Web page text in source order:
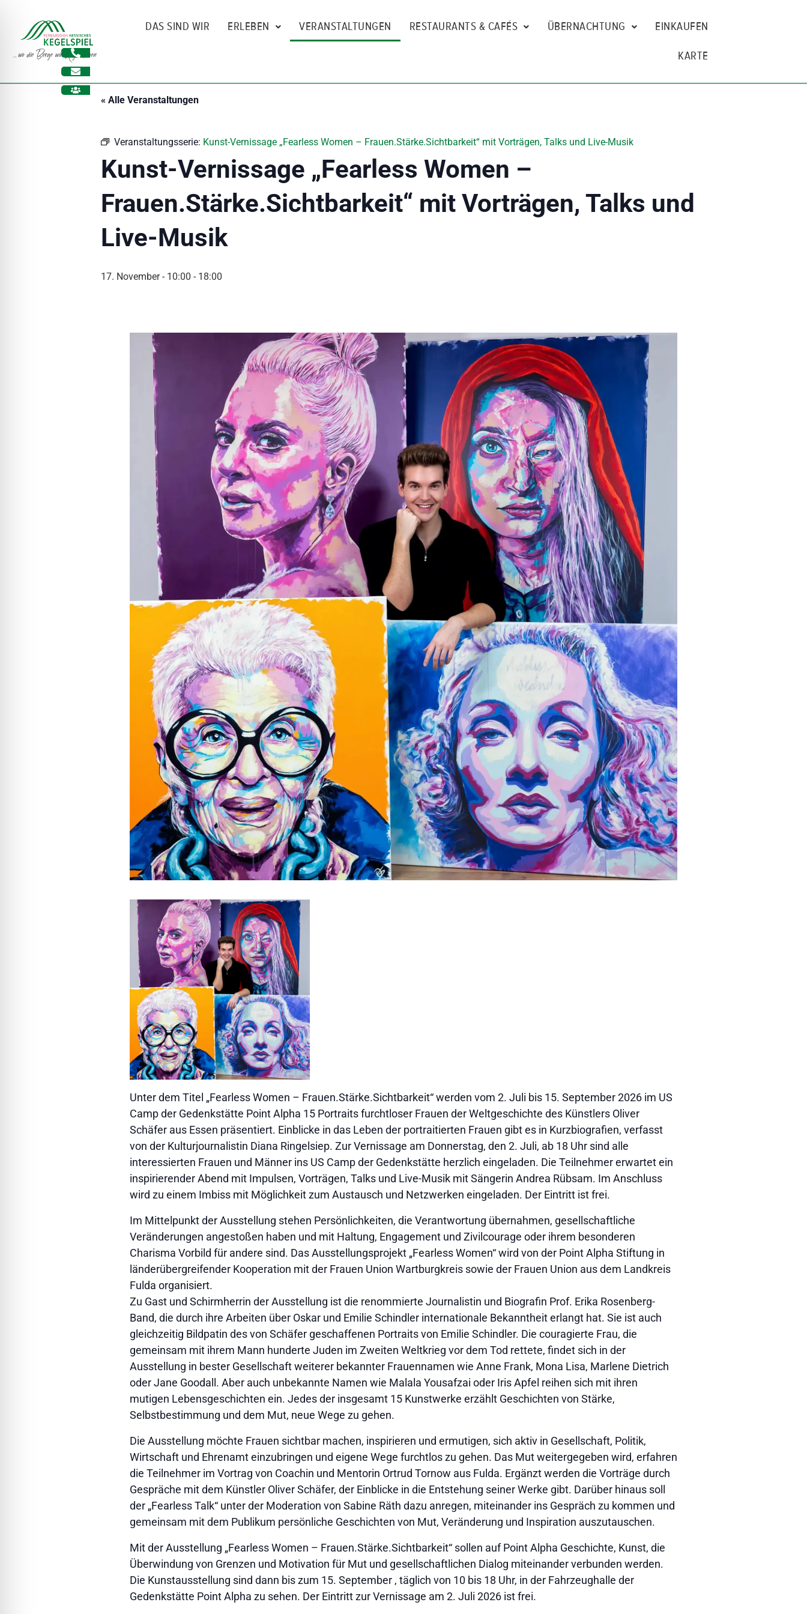
springen
DAS SIND WIR ERLEBEN VERANSTALTUNGEN RESTAURANTS & CAFÉS ÜBERNACHTUNG EINKAUFEN
KARTE
« Alle Veranstaltungen
Veranstaltungsserie: Kunst-Vernissage „Fearless Women – Frauen.Stärke.Sichtbarkeit“ mit Vorträgen, Talks und Live-Musik
Kunst-Vernissage „Fearless Women –
Frauen.Stärke.Sichtbarkeit“ mit Vorträgen, Talks und
Live-Musik
17. November - 10:00 - 18:00
Unter dem Titel „Fearless Women – Frauen.Stärke.Sichtbarkeit“ werden vom 2. Juli bis 15. September 2026 im US
Camp der Gedenkstätte Point Alpha 15 Portraits furchtloser Frauen der Weltgeschichte des Künstlers Oliver
Schäfer aus Essen präsentiert. Einblicke in das Leben der portraitierten Frauen gibt es in Kurzbiografien, verfasst
von der Kulturjournalistin Diana Ringelsiep. Zur Vernissage am Donnerstag, den 2. Juli, ab 18 Uhr sind alle
interessierten Frauen und Männer ins US Camp der Gedenkstätte herzlich eingeladen. Die Teilnehmer erwartet ein
inspirierender Abend mit Impulsen, Vorträgen, Talks und Live-Musik mit Sängerin Andrea Rübsam. Im Anschluss
wird zu einem Imbiss mit Möglichkeit zum Austausch und Netzwerken eingeladen. Der Eintritt ist frei.
Im Mittelpunkt der Ausstellung stehen Persönlichkeiten, die Verantwortung übernahmen, gesellschaftliche
Veränderungen angestoßen haben und mit Haltung, Engagement und Zivilcourage oder ihrem besonderen
Charisma Vorbild für andere sind. Das Ausstellungsprojekt „Fearless Women“ wird von der Point Alpha Stiftung in
länderübergreifender Kooperation mit der Frauen Union Wartburgkreis sowie der Frauen Union aus dem Landkreis
Fulda organisiert.
Zu Gast und Schirmherrin der Ausstellung ist die renommierte Journalistin und Biografin Prof. Erika Rosenberg-
Band, die durch ihre Arbeiten über Oskar und Emilie Schindler internationale Bekanntheit erlangt hat. Sie ist auch
gleichzeitig Bildpatin des von Schäfer geschaffenen Portraits von Emilie Schindler. Die couragierte Frau, die
gemeinsam mit ihrem Mann hunderte Juden im Zweiten Weltkrieg vor dem Tod rettete, findet sich in der
Ausstellung in bester Gesellschaft weiterer bekannter Frauennamen wie Anne Frank, Mona Lisa, Marlene Dietrich
oder Jane Goodall. Aber auch unbekannte Namen wie Malala Yousafzai oder Iris Apfel reihen sich mit ihren
mutigen Lebensgeschichten ein. Jedes der insgesamt 15 Kunstwerke erzählt Geschichten von Stärke,
Selbstbestimmung und dem Mut, neue Wege zu gehen.
Die Ausstellung möchte Frauen sichtbar machen, inspirieren und ermutigen, sich aktiv in Gesellschaft, Politik,
Wirtschaft und Ehrenamt einzubringen und eigene Wege furchtlos zu gehen. Das Mut weitergegeben wird, erfahren
die Teilnehmer im Vortrag von Coachin und Mentorin Ortrud Tornow aus Fulda. Ergänzt werden die Vorträge durch
Gespräche mit dem Künstler Oliver Schäfer, der Einblicke in die Entstehung seiner Werke gibt. Darüber hinaus soll
der „Fearless Talk“ unter der Moderation von Sabine Räth dazu anregen, miteinander ins Gespräch zu kommen und
gemeinsam mit dem Publikum persönliche Geschichten von Mut, Veränderung und Inspiration auszutauschen.
Mit der Ausstellung „Fearless Women – Frauen.Stärke.Sichtbarkeit“ sollen auf Point Alpha Geschichte, Kunst, die
Überwindung von Grenzen und Motivation für Mut und gesellschaftlichen Dialog miteinander verbunden werden.
Die Kunstausstellung sind dann bis zum 15. September , täglich von 10 bis 18 Uhr, in der Fahrzeughalle der
Gedenkstätte Point Alpha zu sehen. Der Eintritt zur Vernissage am 2. Juli 2026 ist frei.